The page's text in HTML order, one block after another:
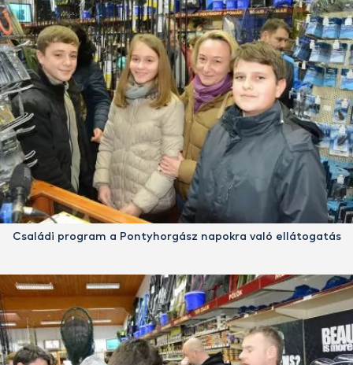
Családi program a Pontyhorgász napokra való ellátogatás